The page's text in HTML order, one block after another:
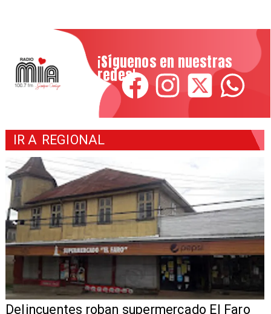
¡Síguenos en nuestras
redes!
IR A REGIONAL
Delincuentes roban supermercado El Faro